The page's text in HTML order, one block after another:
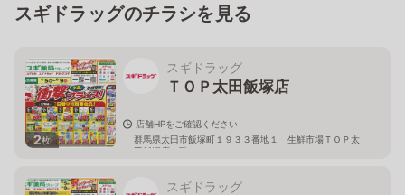
スギドラッグのチラシを見る
2枚
スギドラッグ
ＴＯＰ太田飯塚店
店舗HPをご確認ください
群馬県太田市飯塚町１９３３番地１ 生鮮市場ＴＯＰ太
田飯塚店１階
スギドラッグ